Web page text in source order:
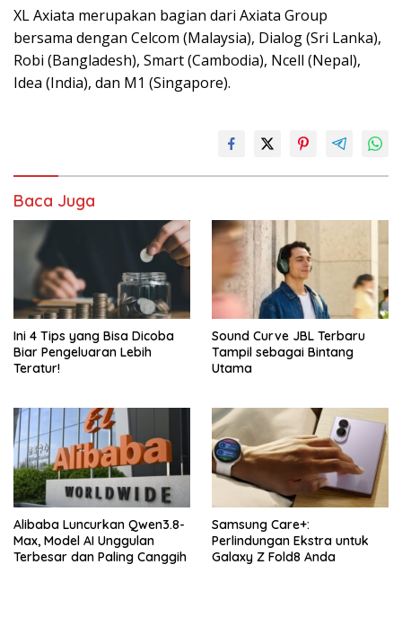
XL Axiata merupakan bagian dari Axiata Group
bersama dengan Celcom (Malaysia), Dialog (Sri Lanka),
Robi (Bangladesh), Smart (Cambodia), Ncell (Nepal),
Idea (India), dan M1 (Singapore).
Baca Juga
Ini 4 Tips yang Bisa Dicoba
Biar Pengeluaran Lebih
Teratur!
Sound Curve JBL Terbaru
Tampil sebagai Bintang
Utama
Alibaba Luncurkan Qwen3.8-
Max, Model AI Unggulan
Terbesar dan Paling Canggih
Samsung Care+:
Perlindungan Ekstra untuk
Galaxy Z Fold8 Anda